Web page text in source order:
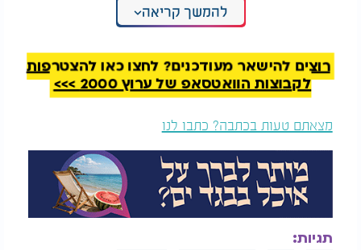
בלבד, נתון שהופך את הביקור במקום לחוויה יוצאת
הבית ניצב מול הכיכר המרכזית של העיירה אוקיאמה
ופתוח למבקרים המעוניינים להתרשם ממנו מקרוב. עם
זאת, בשל הרוחב המצומצם, קשה מאוד ליותר מאדם
אחד לנוע בתוכו בנוחות באותו הזמן.
מורנו כבר הגיש בקשה רשמית לספר השיאים של גינס
במטרה לקבל את התואר "הבית הצר ביותר בעולם".
כעת הוא ממתין להשלמת הליך הבדיקה, הכולל מדידות
רשמיות ובחינת מסמכים טכניים.
להמשך קריאה
רוצים להישאר מעודכנים? לחצו כאן להצטרפות
לקבוצות הוואטסאפ של ערוץ 2000 >>>
מצאתם טעות בכתבה? כתבו לנו
תגיות: